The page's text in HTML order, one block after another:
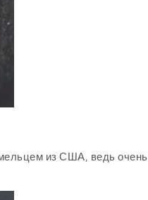
из США, ведь очень